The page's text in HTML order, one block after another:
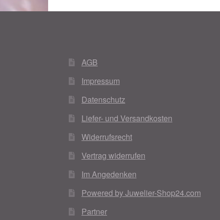
AGB
Impressum
Datenschutz
Liefer- und Versandkosten
Widerrufsrecht
Vertrag widerrufen
Im Angedenken
Powered by Juwelier-Shop24.com
Partner